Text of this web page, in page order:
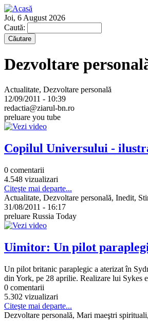
Joi, 6 August 2026
Caută:
Dezvoltare
Actualitate, Dezvoltare personală
12/09/2011 - 10:39
redactia@ziarul-bn.ro
preluare you tube
Copilul Universului -
0 comentarii
4.548 vizualizari
Citeşte mai departe...
Actualitate, Dezvoltare personală, Inedit,
31/08/2011 - 16:17
preluare Russia Today
Uimitor: Un pilot
Un pilot britanic paraplegic a aterizat în
din York, pe 28 aprilie. Realizare lui Sykes
0 comentarii
5.302 vizualizari
Citeşte mai departe...
Dezvoltare personală, Mari maeştri